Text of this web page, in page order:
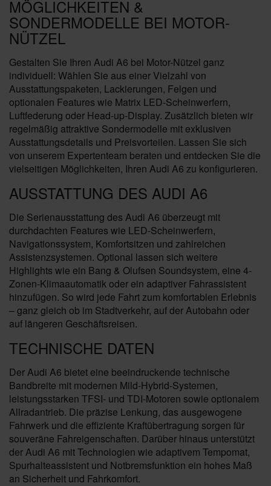
MÖGLICHKEITEN &
SONDERMODELLE BEI MOTOR-
NÜTZEL
Gestalten Sie Ihren Audi A6 bei Motor-Nützel ganz
individuell: Wählen Sie aus einer Vielzahl von
Ausstattungspaketen, Lackierungen, Felgen und
optionalen Features wie Matrix LED-Scheinwerfern,
Luftfederung oder Head-up-Display. Zusätzlich bieten wir
regelmäßig attraktive Sondermodelle mit exklusiven
Ausstattungsdetails und Preisvorteilen. Lassen Sie sich
von unserem Expertenteam beraten und entdecken Sie die
vielseitigen Möglichkeiten, Ihren Audi A6 zu konfigurieren.
AUSSTATTUNG DES AUDI A6
Die Serienausstattung des Audi A6 überzeugt mit
durchdachten Features wie LED-Scheinwerfern,
Navigationssystem, Komfortsitzen und zahlreichen
Assistenzsystemen. Optional lassen sich weitere
Highlights wie ein Bang & Olufsen Soundsystem, eine 4-
Zonen-Klimaautomatik oder ein adaptiver Fahrassistent
hinzufügen. So wird jede Fahrt zum komfortablen Erlebnis
– ganz gleich ob im Stadtverkehr, auf der Autobahn oder
auf längeren Geschäftsreisen.
TECHNISCHE DATEN
Der Audi A6 bietet eine beeindruckende technische
Bandbreite mit modernen Mild-Hybrid-Systemen,
leistungsstarken TFSI- und TDI-Motoren sowie optionalem
Allradantrieb. Die präzise Lenkung, das ausgewogene
Fahrwerk und die effiziente Kraftübertragung sorgen für
souveräne Fahreigenschaften. Darüber hinaus unterstützt
der Audi A6 mit Technologien wie adaptivem Tempomat,
Spurhalteassistent und Notbremsfunktion ein hohes Maß
an Sicherheit und Fahrkomfort.